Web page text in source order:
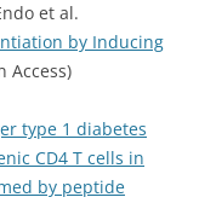
et al.
by Inducing
Access)
type 1 diabetes
CD4 T cells in
by peptide